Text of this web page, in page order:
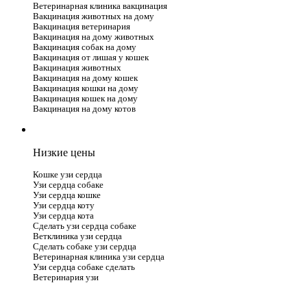
Ветеринарная клиника вакцинация
Вакцинация животных на дому
Вакцинация ветеринария
Вакцинация на дому животных
Вакцинация собак на дому
Вакцинация от лишая у кошек
Вакцинация животных
Вакцинация на дому кошек
Вакцинация кошки на дому
Вакцинация кошек на дому
Вакцинация на дому котов
Низкие цены
Кошке узи сердца
Узи сердца собаке
Узи сердца кошке
Узи сердца коту
Узи сердца кота
Сделать узи сердца собаке
Ветклиника узи сердца
Сделать собаке узи сердца
Ветеринарная клиника узи сердца
Узи сердца собаке сделать
Ветеринария узи